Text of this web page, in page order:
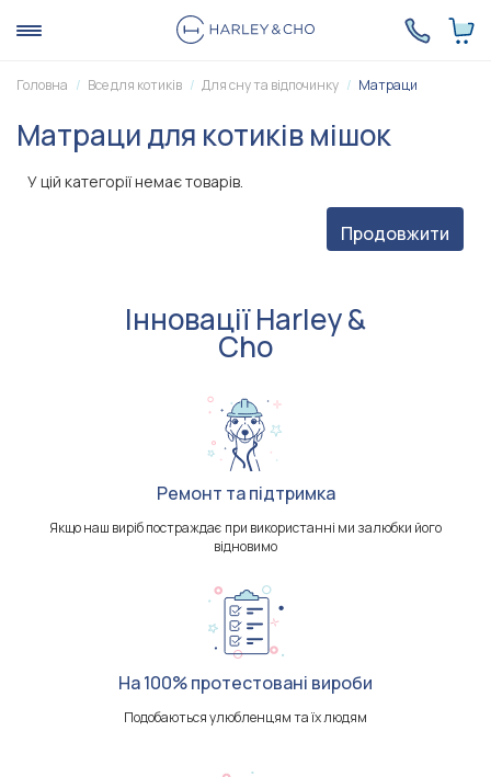
Головна Все для котиків Для сну та відпочинку Матраци
Матраци для котиків мішок
У цій категорії немає товарів.
Продовжити
Інновації Harley &
Cho
Ремонт та підтримка
Якщо наш виріб постраждає при використанні ми залюбки його
відновимо
На 100% протестовані вироби
Подобаються улюбленцям та їх людям